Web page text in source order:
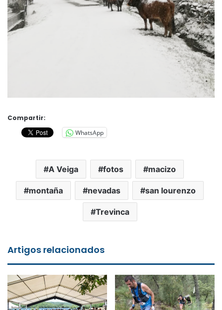
Compartir:
WhatsApp
A Veiga fotos macizo
montaña nevadas san lourenzo
Trevinca
Artigos relacionados